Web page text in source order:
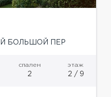
БОЛЬШОЙ ПЕР
спален
2
этаж
2 / 9